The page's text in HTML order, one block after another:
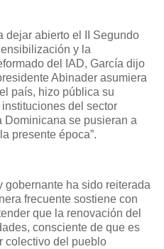
dejar abierto el II Segundo
y la
del IAD, García dijo
Abinader asumiera
país, hizo pública su
del sector
se pusieran a
presente época”.
gobernante ha sido reiterada
frecuente sostiene con
que la renovación del
consciente de que es
colectivo del pueblo